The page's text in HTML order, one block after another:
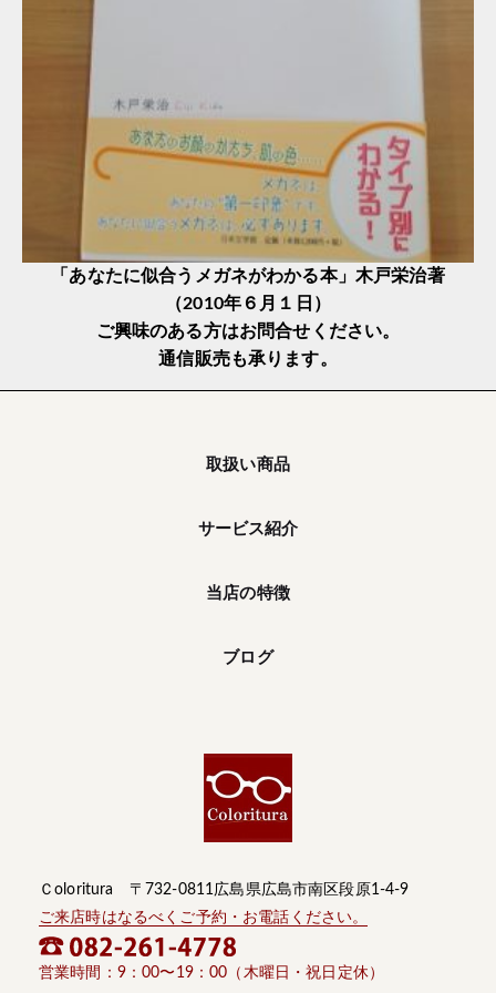
「あなたに似合うメガネがわかる本」木戸栄治著
（2010年６月１日）
ご興味のある方はお問合せください。
通信販売も承ります。
取扱い商品
サービス紹介
当店の特徴
ブログ
Ｃoloritura 〒732-0811広島県広島市南区段原1-4-9
ご来店時はなるべくご予約・お電話ください。
営業時間：9：00〜19：00（木曜日・祝日定休）